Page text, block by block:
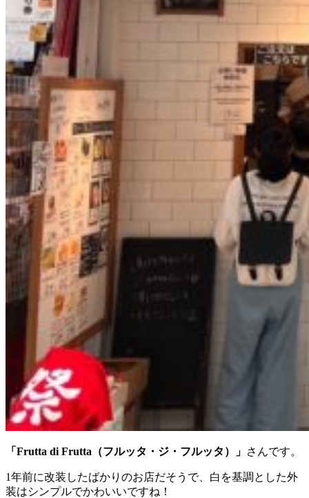
「Frutta di Frutta（フルッタ・ジ・フルッタ）」 さんです。
1年前に改装したばかりのお店だそうで、白を基調とした外
装はシンプルでかわいいですね！